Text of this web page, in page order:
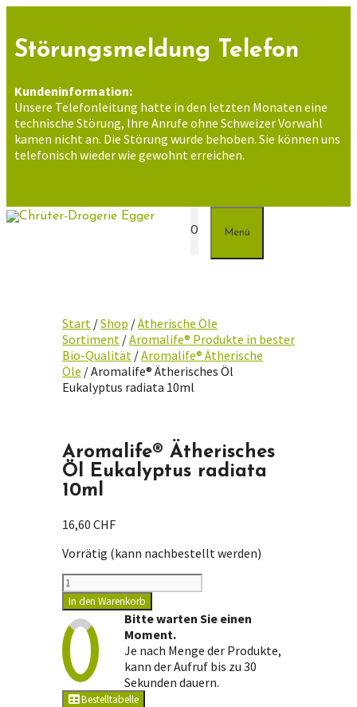
springen
Störungsmeldung Telefon
Kundeninformation:
Unsere Telefonleitung hatte in den letzten Monaten eine
technische Störung, Ihre Anrufe ohne Schweizer Vorwahl
kamen nicht an. Die Störung wurde behoben. Sie können uns
telefonisch wieder wie gewohnt erreichen.
0 Menü
Start /Shop /Ätherische Öle
Sortiment /Aromalife® Produkte in bester
Bio-Qualität /Aromalife® Ätherische
Öle / Aromalife® Ätherisches Öl
Eukalyptus radiata 10ml
Aromalife® Ätherisches
Öl Eukalyptus radiata
10ml
16,60 CHF
Vorrätig (kann nachbestellt werden)
Aromalife®
Ätherisches
Öl
Eukalyptus
radiata
10ml
Menge
In den Warenkorb
Bitte warten Sie einen
Moment.
Je nach Menge der Produkte,
kann der Aufruf bis zu 30
Sekunden dauern.
Bestelltabelle